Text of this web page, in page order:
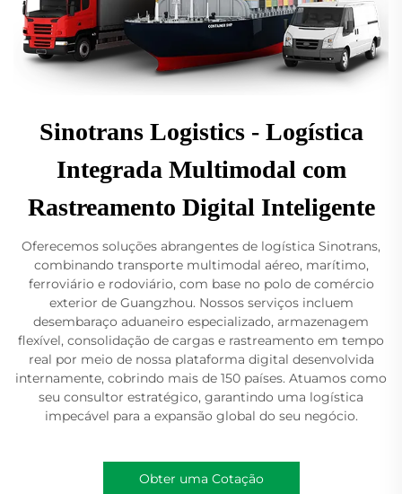
Sinotrans Logistics - Logística
Integrada Multimodal com
Rastreamento Digital Inteligente
Oferecemos soluções abrangentes de logística Sinotrans,
combinando transporte multimodal aéreo, marítimo,
ferroviário e rodoviário, com base no polo de comércio
exterior de Guangzhou. Nossos serviços incluem
desembaraço aduaneiro especializado, armazenagem
flexível, consolidação de cargas e rastreamento em tempo
real por meio de nossa plataforma digital desenvolvida
internamente, cobrindo mais de 150 países. Atuamos como
seu consultor estratégico, garantindo uma logística
impecável para a expansão global do seu negócio.
Obter uma Cotação